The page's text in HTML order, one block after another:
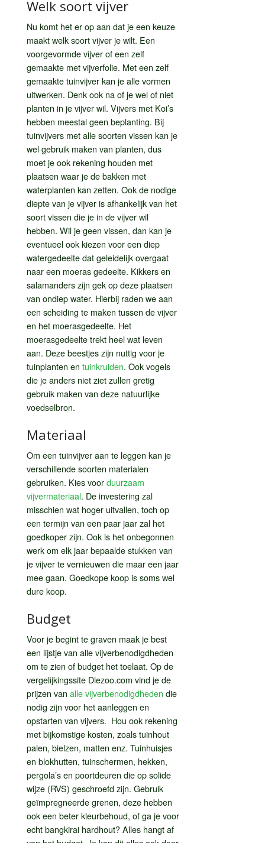
Welk soort vijver
Nu komt het er op aan dat je een keuze
maakt welk soort vijver je wilt. Een
voorgevormde vijver of een zelf
gemaakte met vijverfolie. Met een zelf
gemaakte tuinvijver kan je alle vormen
uitwerken. Denk ook na of je wel of niet
planten in je vijver wil. Vijvers met Koi’s
hebben meestal geen beplanting. Bij
tuinvijvers met alle soorten vissen kan je
wel gebruik maken van planten, dus
moet je ook rekening houden met
plaatsen waar je de bakken met
waterplanten kan zetten. Ook de nodige
diepte van je vijver is afhankelijk van het
soort vissen die je in de vijver wil
hebben. Wil je geen vissen, dan kan je
eventueel ook kiezen voor een diep
watergedeelte dat geleidelijk overgaat
naar een moeras gedeelte. Kikkers en
salamanders zijn gek op deze plaatsen
van ondiep water. Hierbij raden we aan
een scheiding te maken tussen de vijver
en het moerasgedeelte. Het
moerasgedeelte trekt heel wat leven
aan. Deze beestjes zijn nuttig voor je
tuinplanten en tuinkruiden. Ook vogels
die je anders niet ziet zullen gretig
gebruik maken van deze natuurlijke
voedselbron.
Materiaal
Om een tuinvijver aan te leggen kan je
verschillende soorten materialen
gebruiken. Kies voorduurzaam
vijvermateriaal. De investering zal
misschien wat hoger uitvallen, toch op
een termijn van een paar jaar zal het
goedkoper zijn. Ook is het onbegonnen
werk om elk jaar bepaalde stukken van
je vijver te vernieuwen die maar een jaar
mee gaan. Goedkope koop is soms wel
dure koop.
Budget
Voor je begint te graven maak je best
een lijstje van alle vijverbenodigdheden
om te zien of budget het toelaat. Op de
vergelijkingssite Diezoo.com vind je de
prijzen van alle vijverbenodigdheden die
nodig zijn voor het aanleggen en
opstarten van vijvers. Hou ook rekening
met bijkomstige kosten, zoals tuinhout
palen, bielzen, matten enz. Tuinhuisjes
en blokhutten, tuinschermen, hekken,
pergola’s en poortdeuren die op solide
wijze (RVS) geschroefd zijn. Gebruik
geïmpregneerde grenen, deze hebben
ook een beter kleurbehoud, of ga je voor
echt bangkirai hardhout? Alles hangt af